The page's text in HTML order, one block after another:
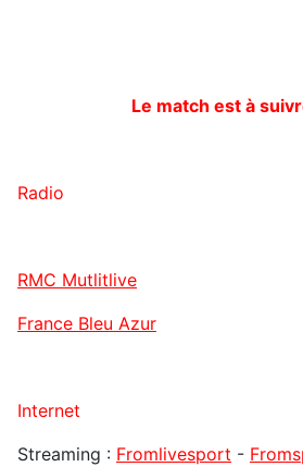
Le match est à
Radio
RMC Mutlitlive
France Bleu Azur
Internet
Streaming : Fromlivesport -